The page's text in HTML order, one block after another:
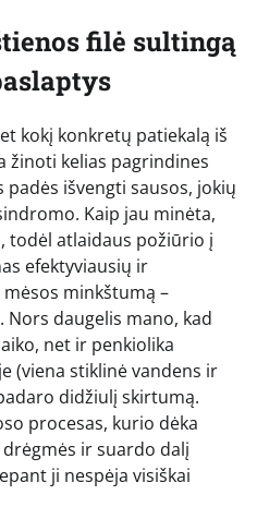
filė sultingą
kokį konkretų patiekalą iš
žinoti kelias pagrindines
išvengti sausos, jokių
Kaip jau minėta,
todėl atlaidaus požiūrio į
efektyviausių ir
minkštumą –
daugelis mano, kad
net ir penkiolika
(viena stiklinė vandens ir
didžiulį skirtumą.
procesas, kurio dėka
ir suardo dalį
ji nespėja visiškai